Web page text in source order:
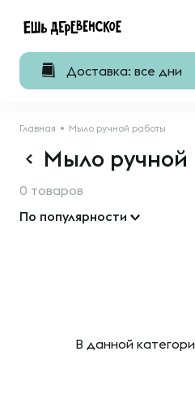
Доставка: все дни
Главная Мыло ручной работы
Мыло ручной
0 товаров
По популярности
В данной